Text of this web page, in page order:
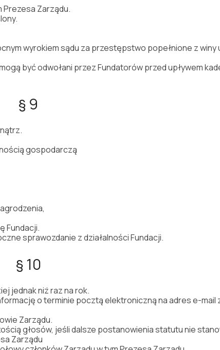
Prezesa Zarządu.
wyrokiem sądu za przestępstwo popełnione z winy
być odwołani przez Fundatorów przed upływem
§ 9
gospodarczą
Fundacji.
sprawozdanie z działalności Fundacji.
§ 10
jednak niż raz na rok.
o terminie pocztą elektroniczną na adres e-mail
Zarządu.
głosów, jeśli dalsze postanowienia statutu nie
Zarządu